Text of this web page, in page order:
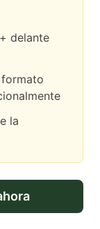
delante
la